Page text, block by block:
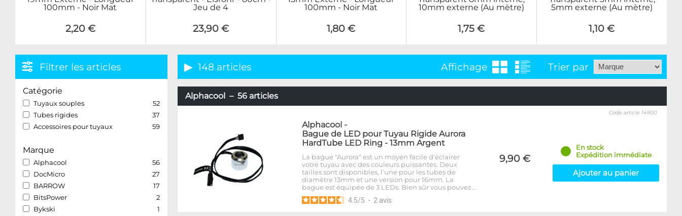
100mm - Noir Mat
2,20 €
Jeu de 4
23,90 €
100mm - Noir Mat
1,80 €
10mm externe (Au mètre)
1,75 €
5mm externe (Au mètre)
1,10 €
Filtrer les articles
Catégorie
Tuyaux souples
52
Tubes rigides
37
Accessoires pour tuyaux
59
Marque
Alphacool
56
DocMicro
27
BARROW
17
BitsPower
2
Bykski
1
148 articles Affichage Trier par
Alphacool – 56 articles
Alphacool -
Bague de LED pour Tuyau Rigide Aurora
HardTube LED Ring - 13mm Argent
La bague "Aurora" est un moyen facile d'éclairer
votre tuyau avec des couleurs puissantes. Deux
tailles sont disponibles, l'une pour les tubes de
diamètre 13mm et une version pour 16mm. La
bague est équipée de 3 LEDs. Bien sûr vous pouvez…
4.5/5 - 2 avis
9,90 €
Code article 14900
En stock
Expédition immédiate
Ajouter au panier